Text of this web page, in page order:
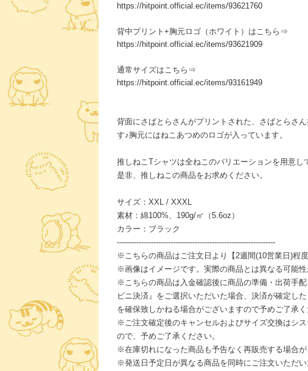
https://hitpoint.official.ec/items/93621760
背中プリント+胸元ロゴ（ホワイト）はこちら⇒
https://hitpoint.official.ec/items/93621909
通常サイズはこちら⇒
https://hitpoint.official.ec/items/93161949
背面にさばとらさんがプリントされた、さばとらさ
す♪胸元にはねこあつめのロゴが入っています。
推しねこTシャツは全ねこのバリエーションを用意し
是非、推しねこの商品をお求めください。
サイズ：XXL / XXXL
素材：綿100%、190g/㎡（5.6oz）
カラー：ブラック
-----------------------------------------------------------------
※こちらの商品はご注文日より【2週間(10営業日)程度
※画像はイメージです。実際の商品とは異なる可能性
※こちらの商品は入金確認後に商品の準備・出荷手
ビニ決済』をご選択いただいた場合、決済が確定し
を確保致しかねる場合がございますので予めご了承く
※ご注文確定後のキャンセルおよびサイズ交換はシ
ので、予めご了承ください。
※在庫切れになった商品も予告なく再販売する場合が
※発送日予定日が異なる商品を同時にご注文いただ